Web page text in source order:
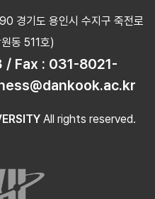
경기도 용인시 수지구 죽전로
동 511호)
Fax : 031-8021-
All rights reserved.